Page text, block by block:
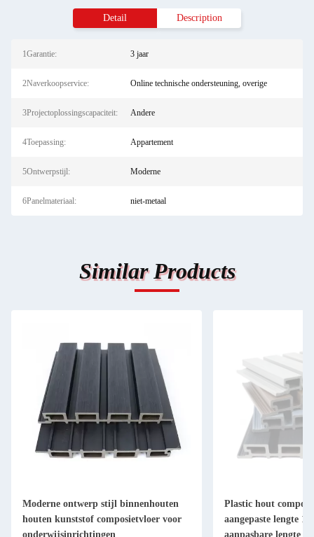
Detail Description
1Garantie: 3 jaar
2Naverkoopservice: Online technische ondersteuning, overige
3Projectoplossingscapaciteit: Andere
4Toepassing: Appartement
5Ontwerpstijl: Moderne
6Panelmateriaal: niet-metaal
Similar Products
Moderne ontwerp stijl binnenhouten
houten kunststof composietvloer voor
onderwijsinrichtingen
Plastic hout
aangepaste lengte
aanpasbare lengte